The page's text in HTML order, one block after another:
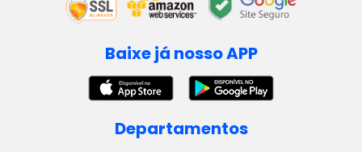
Baixe já nosso APP
Departamentos